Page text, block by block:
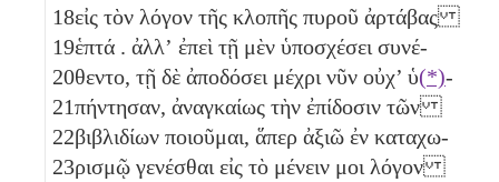
18εἰς τὸν λόγον τῆς κλοπῆς πυροῦ ἀρτάβας
19ἑπτά . ἀλλʼ ἐπεὶ τῇ μὲν ὑποσχέσει συνέ-
20θεντο, τῇ δὲ ἀποδόσει μέχρι νῦν οὐχ’ ὑ(*)-
21πήντησαν, ἀναγκαίως τὴν ἐπίδοσιν τῶν
22βιβλιδίων ποιοῦμαι, ἅπερ ἀξιῶ ἐν καταχω-
23ρισμῷ γενέσθαι εἰς τὸ μένειν μοι λόγον